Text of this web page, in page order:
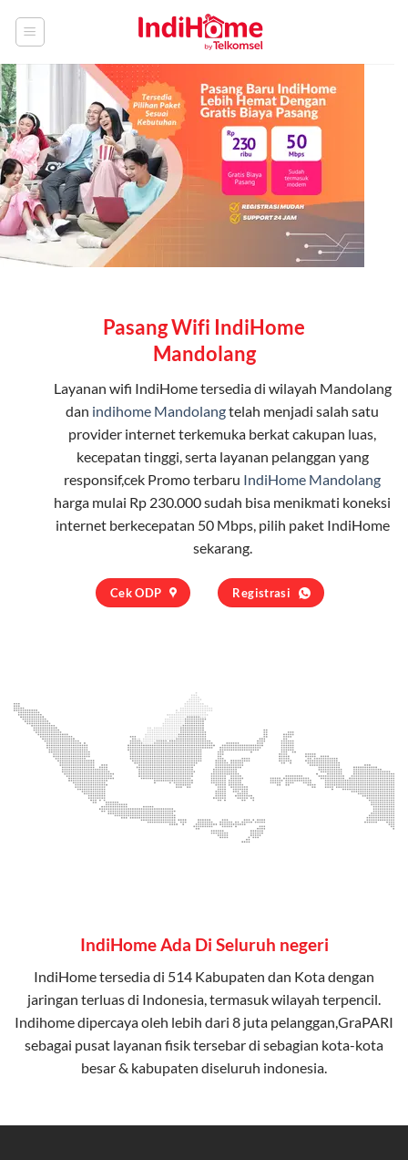
Pasang Wifi IndiHome
Mandolang
Layanan wifi IndiHometersedia di wilayah Mandolang
dan indihome Mandolangtelah menjadi salah satu
provider internet terkemuka berkat cakupan luas,
kecepatan tinggi, serta layanan pelanggan yang
responsif,cek Promo terbaru IndiHome Mandolang
harga mulai Rp 230.000 sudah bisa menikmati koneksi
internet berkecepatan 50 Mbps, pilih paket IndiHome
sekarang.
Cek ODP Registrasi
IndiHome Ada Di Seluruh negeri
IndiHome tersedia di 514 Kabupaten dan Kota dengan
jaringan terluas di Indonesia, termasuk wilayah terpencil.
Indihome dipercaya oleh lebih dari 8 juta pelanggan,GraPARI
sebagai pusat layanan fisik tersebar di sebagian kota-kota
besar & kabupaten diseluruh indonesia.